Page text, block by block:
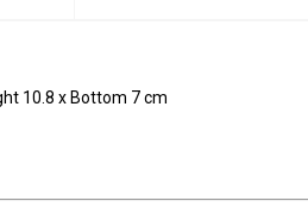
10.8 x Bottom 7 cm